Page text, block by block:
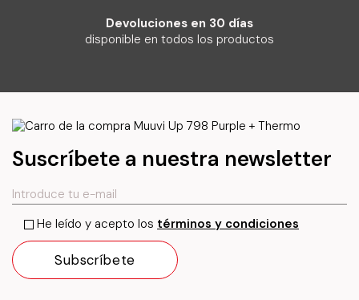
Devoluciones en 30 días
disponible en todos los productos
Suscríbete a nuestra newsletter
He leído y acepto los términos y condiciones